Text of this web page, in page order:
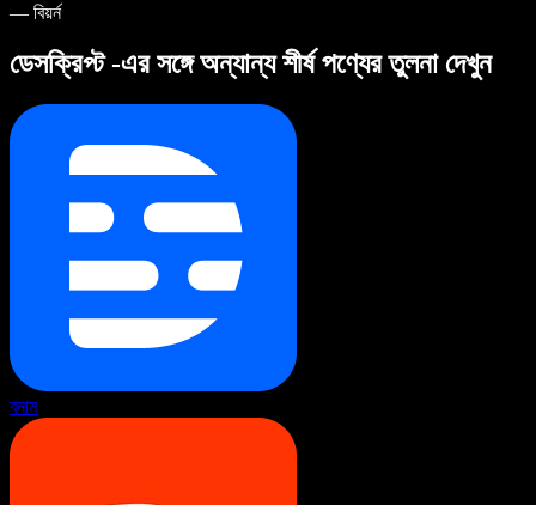
— বিয়র্ন
ডেসক্রিপ্ট -এর সঙ্গে অন্যান্য শীর্ষ পণ্যের তুলনা দেখুন
বনাম